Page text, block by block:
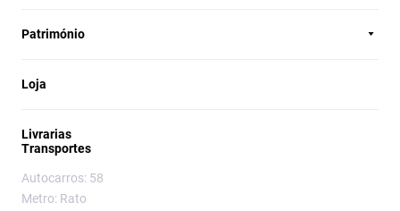
Património
Loja
Livrarias
Transportes
Autocarros: 58
Metro: Rato